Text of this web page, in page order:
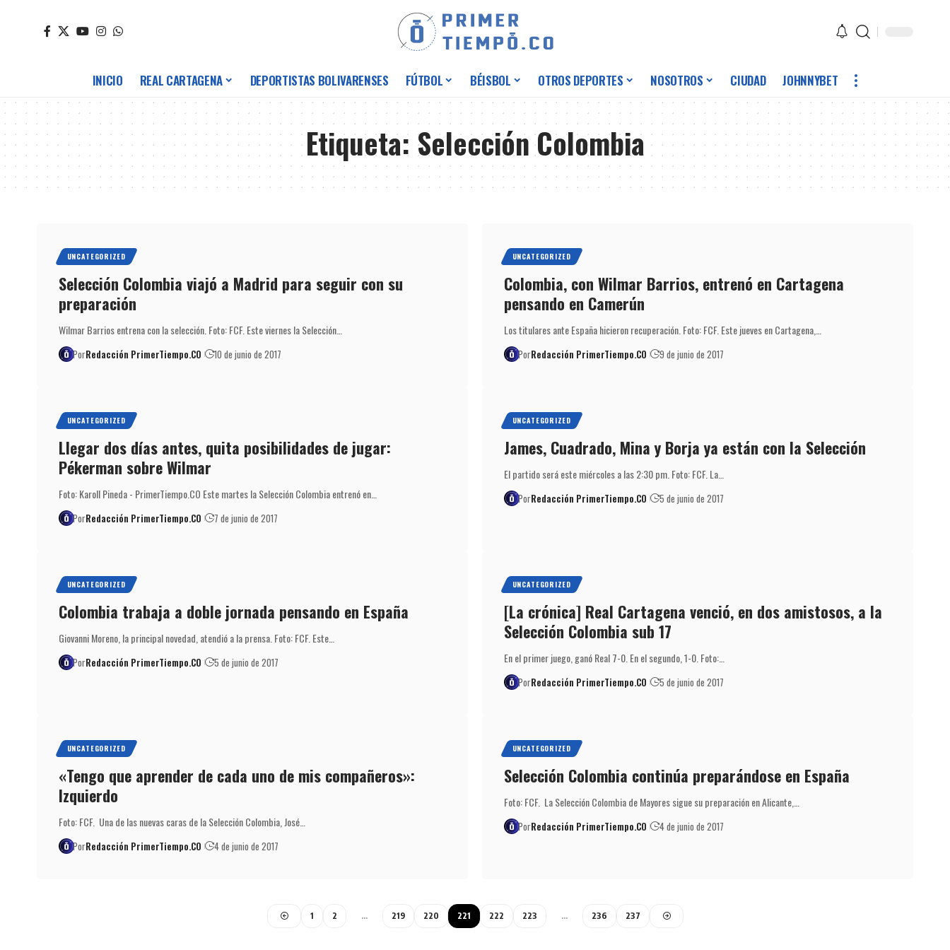
INICIO REAL CARTAGENA DEPORTISTAS BOLIVARENSES FÚTBOL BÉISBOL OTROS DEPORTES NOSOTROS CIUDAD JOHNNYBET
Etiqueta: Selección Colombia
UNCATEGORIZED
Selección Colombia viajó a Madrid para seguir con su
preparación
Wilmar Barrios entrena con la selección. Foto: FCF. Este viernes la Selección…
PorRedacción PrimerTiempo.CO 10 de junio de 2017
UNCATEGORIZED
Colombia, con Wilmar Barrios, entrenó en Cartagena
pensando en Camerún
Los titulares ante España hicieron recuperación. Foto: FCF. Este jueves en Cartagena,…
PorRedacción PrimerTiempo.CO 9 de junio de 2017
UNCATEGORIZED
Llegar dos días antes, quita posibilidades de jugar:
Pékerman sobre Wilmar
Foto: Karoll Pineda - PrimerTiempo.CO Este martes la Selección Colombia entrenó en…
PorRedacción PrimerTiempo.CO 7 de junio de 2017
UNCATEGORIZED
James, Cuadrado, Mina y Borja ya están con la Selección
El partido será este miércoles a las 2:30 pm. Foto: FCF. La…
PorRedacción PrimerTiempo.CO 5 de junio de 2017
UNCATEGORIZED
Colombia trabaja a doble jornada pensando en España
Giovanni Moreno, la principal novedad, atendió a la prensa. Foto: FCF. Este…
PorRedacción PrimerTiempo.CO 5 de junio de 2017
UNCATEGORIZED
[La crónica] Real Cartagena venció, en dos amistosos, a la
Selección Colombia sub 17
En el primer juego, ganó Real 7-0. En el segundo, 1-0. Foto:…
PorRedacción PrimerTiempo.CO 5 de junio de 2017
UNCATEGORIZED
«Tengo que aprender de cada uno de mis compañeros»:
Izquierdo
Foto: FCF. Una de las nuevas caras de la Selección Colombia, José…
PorRedacción PrimerTiempo.CO 4 de junio de 2017
UNCATEGORIZED
Selección Colombia continúa preparándose en España
Foto: FCF. La Selección Colombia de Mayores sigue su preparación en Alicante,…
PorRedacción PrimerTiempo.CO 4 de junio de 2017
1 2 … 219 220 221 222 223 … 236 237